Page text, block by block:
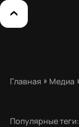
Главная Медиа
Популярные теги: